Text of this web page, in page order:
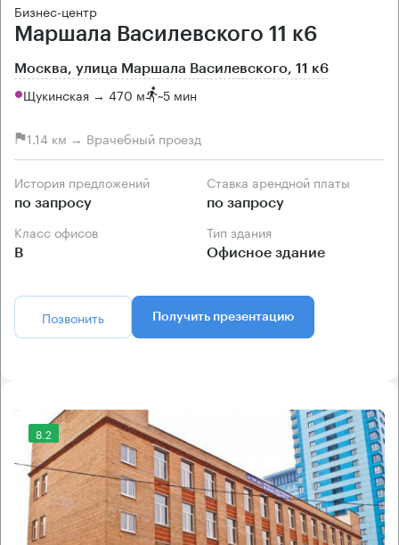
Бизнес-центр
Маршала Василевского 11 к6
Москва, улица Маршала Василевского, 11 к6
Щукинская → 470 м ~5 мин
1.14 км → Врачебный проезд
История предложений
по запросу
Ставка арендной платы
по запросу
Класс офисов
B
Тип здания
Офисное здание
Позвонить Получить презентацию
8.2